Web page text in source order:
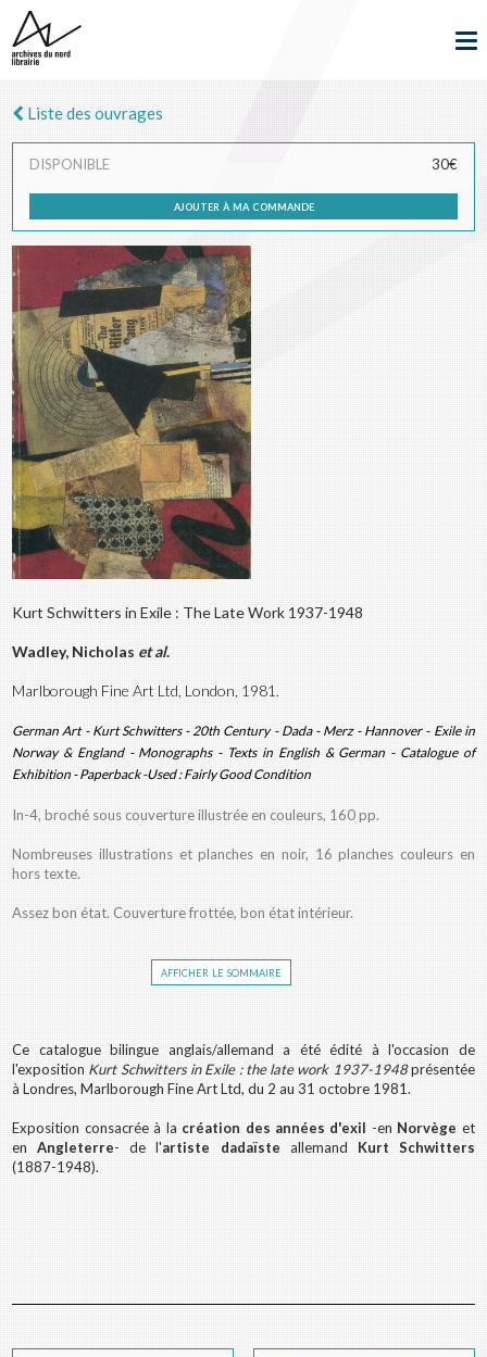
Liste des ouvrages
DISPONIBLE 30€
ajouter à ma commande
Kurt Schwitters in Exile : The Late Work 1937-1948
Wadley, Nicholas et al.
Marlborough Fine Art Ltd, London, 1981.
German Art - Kurt Schwitters - 20th Century - Dada - Merz - Hannover - Exile in
Norway & England - Monographs - Texts in English & German - Catalogue of
Exhibition - Paperback -Used : Fairly Good Condition
In-4, broché sous couverture illustrée en couleurs, 160 pp.
Nombreuses illustrations et planches en noir, 16 planches couleurs en
hors texte.
Assez bon état. Couverture frottée, bon état intérieur.
afficher le sommaire
Ce catalogue bilingue anglais/allemand a été édité à l'occasion de
l'exposition Kurt Schwitters in Exile : the late work 1937-1948présentée
à Londres, Marlborough Fine Art Ltd, du 2 au 31 octobre 1981.
Exposition consacrée à la création des années d'exil -en Norvège et
en Angleterre- de l'artiste dadaïste allemand Kurt Schwitters
(1887-1948).